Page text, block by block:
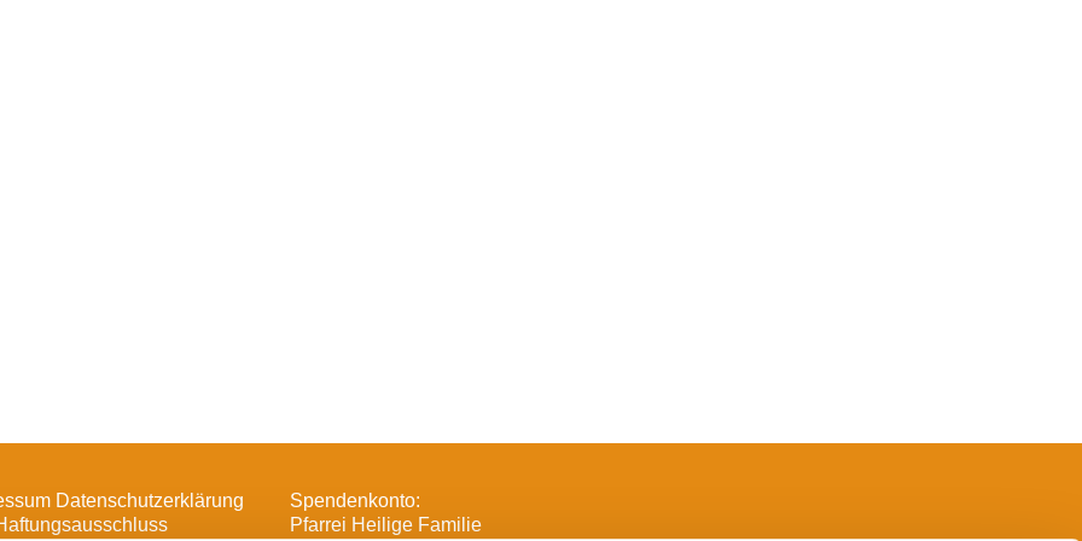
Datenschutzerklärung
Spendenkonto:
Pfarrei Heilige Familie